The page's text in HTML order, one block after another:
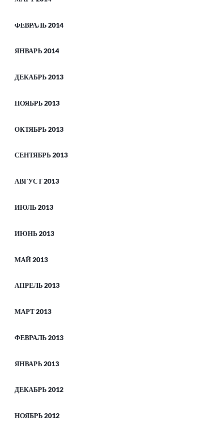
ФЕВРАЛЬ 2014
ЯНВАРЬ 2014
ДЕКАБРЬ 2013
НОЯБРЬ 2013
ОКТЯБРЬ 2013
СЕНТЯБРЬ 2013
АВГУСТ 2013
ИЮЛЬ 2013
ИЮНЬ 2013
МАЙ 2013
АПРЕЛЬ 2013
МАРТ 2013
ФЕВРАЛЬ 2013
ЯНВАРЬ 2013
ДЕКАБРЬ 2012
НОЯБРЬ 2012